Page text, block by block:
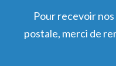
Pour recevoir
postale, merci de